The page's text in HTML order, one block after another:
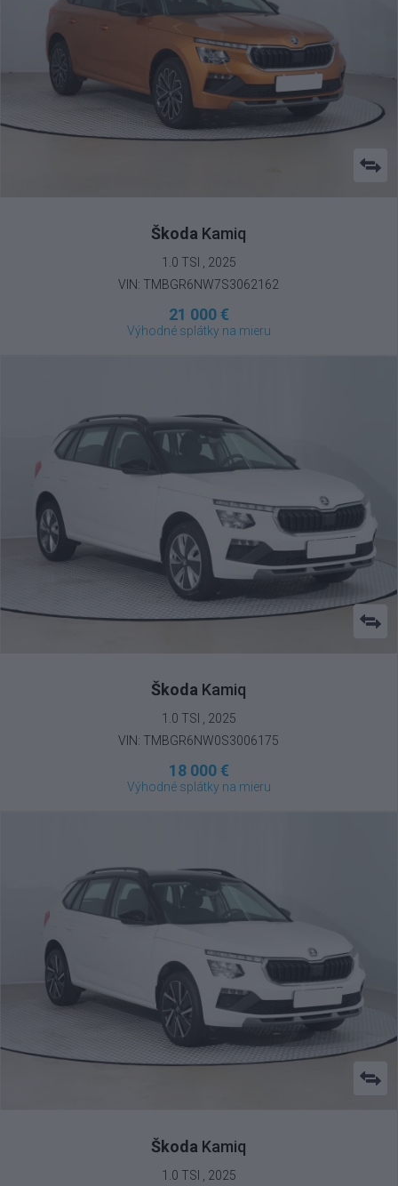
Škoda Kamiq
1.0 TSI , 2025
VIN: TMBGR6NW7S3062162
21 000 €
Výhodné splátky na mieru
Škoda Kamiq
1.0 TSI , 2025
VIN: TMBGR6NW0S3006175
18 000 €
Výhodné splátky na mieru
Škoda Kamiq
1.0 TSI , 2025